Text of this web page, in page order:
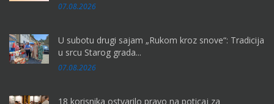
07.08.2026
U subotu drugi sajam „Rukom kroz snove“: Tradicija
u srcu Starog grada...
07.08.2026
18 korisnika ostvarilo pravo na poticaj za